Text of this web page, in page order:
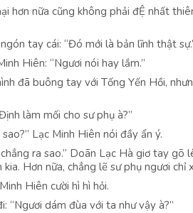
hơn nữa cũng không phải đỆ nhất
tay cái: “Đó mới là bản lĩnh thật
Hiên: “Ngươi nói hay lắm.”
đã buông tay với Tống Yến Hồi,
làm mối cho sư phụ à?”
Lạc Minh Hiên nói đầy ẩn ý.
ra sao.” Doãn Lạc Hà giơ tay gõ
Hơn nữa, chẳng lẽ sư phụ ngươi chỉ
Hiên cười hì hì hỏi.
“Ngươi dám đùa với ta như vậy à?”